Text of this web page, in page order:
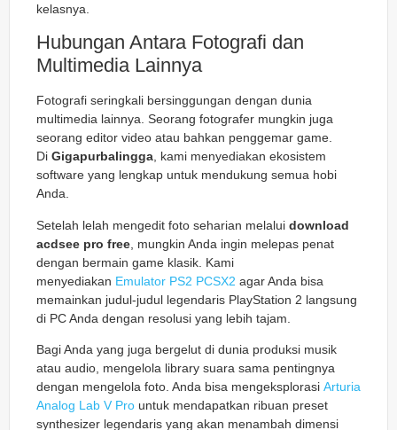
kelasnya.
Hubungan Antara Fotografi dan
Multimedia Lainnya
Fotografi seringkali bersinggungan dengan dunia
multimedia lainnya. Seorang fotografer mungkin juga
seorang editor video atau bahkan penggemar game.
Di Gigapurbalingga, kami menyediakan ekosistem
software yang lengkap untuk mendukung semua hobi
Anda.
Setelah lelah mengedit foto seharian melalui download
acdsee pro free , mungkin Anda ingin melepas penat
dengan bermain game klasik. Kami
menyediakan Emulator PS2 PCSX2 agar Anda bisa
memainkan judul-judul legendaris PlayStation 2 langsung
di PC Anda dengan resolusi yang lebih tajam.
Bagi Anda yang juga bergelut di dunia produksi musik
atau audio, mengelola library suara sama pentingnya
dengan mengelola foto. Anda bisa mengeksplorasi Arturia
Analog Lab V Pro untuk mendapatkan ribuan preset
synthesizer legendaris yang akan menambah dimensi